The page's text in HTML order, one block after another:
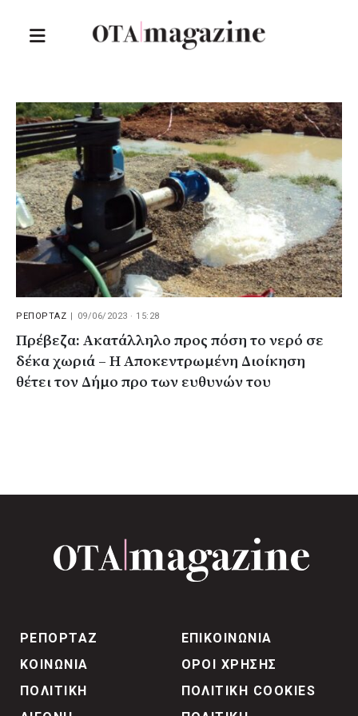
ΡΕΠΟΡΤΑΖ 09/06/2023 · 15:28
Πρέβεζα: Ακατάλληλο προς πόση το νερό σε
δέκα χωριά – Η Αποκεντρωμένη Διοίκηση
θέτει τον Δήμο προ των ευθυνών του
ΡΕΠΟΡΤΑΖ
ΚΟΙΝΩΝΙΑ
ΠΟΛΙΤΙΚΗ
ΕΠΙΚΟΙΝΩΝΙΑ
ΟΡΟΙ ΧΡΗΣΗΣ
ΠΟΛΙΤΙΚΗ COOKIES